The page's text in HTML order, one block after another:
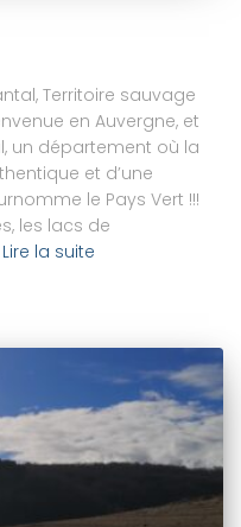
Territoire sauvage
en Auvergne, et
un département où la
et d’une
le Pays Vert !!!
les lacs de
Lire la suite